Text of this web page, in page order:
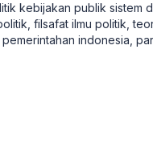
kebijakan publik sistem
filsafat ilmu politik,
indonesia,